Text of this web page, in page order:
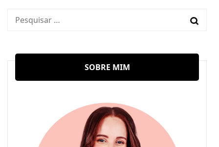
Pesquisar
SOBRE MIM